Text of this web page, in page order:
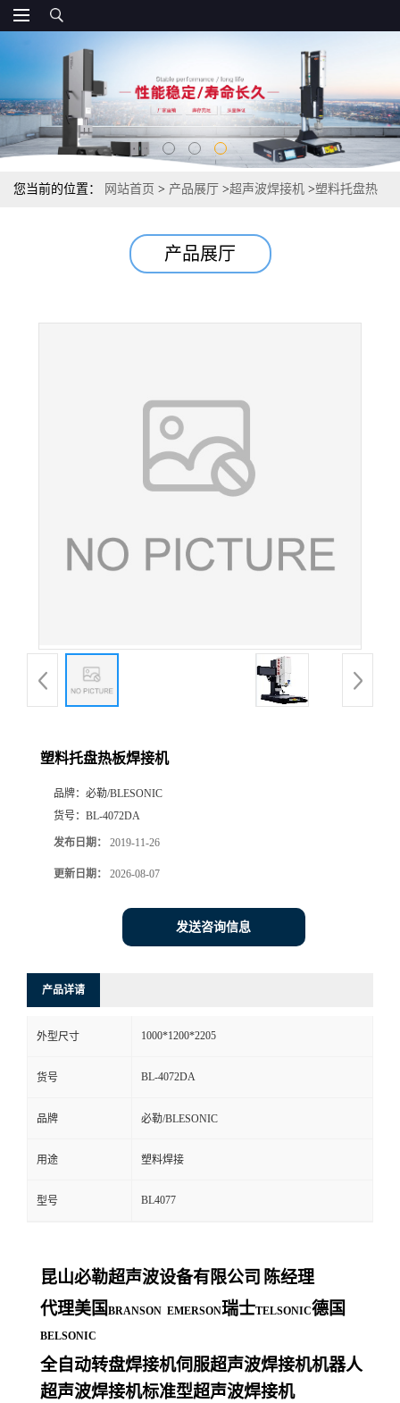
您当前的位置： 网站首页 > 产品展厅 >超声波焊接机 >塑料托盘热
产品展厅
塑料托盘热板焊接机
品牌： 必勒/BLESONIC
货号： BL-4072DA
发布日期： 2019-11-26
更新日期： 2026-08-07
发送咨询信息
产品详请
外型尺寸 1000*1200*2205
货号 BL-4072DA
品牌 必勒/BLESONIC
用途 塑料焊接
型号 BL4077
昆山必勒超声波设备有限公司 陈经理
代理美国 BRANSON EMERSON瑞士TELSONIC德国
BELSONIC
全自动转盘焊接机伺服超声波焊接机机器人
超声波焊接机标准型超声波焊接机